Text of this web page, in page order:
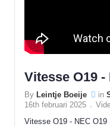
Vitesse O19 -
By Leintje Boeije in
16th februari 2025
Vitesse O19 - NEC O19